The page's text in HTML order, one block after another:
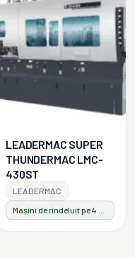
LEADERMAC SUPER
THUNDERMAC LMC-
430ST
LEADERMAC